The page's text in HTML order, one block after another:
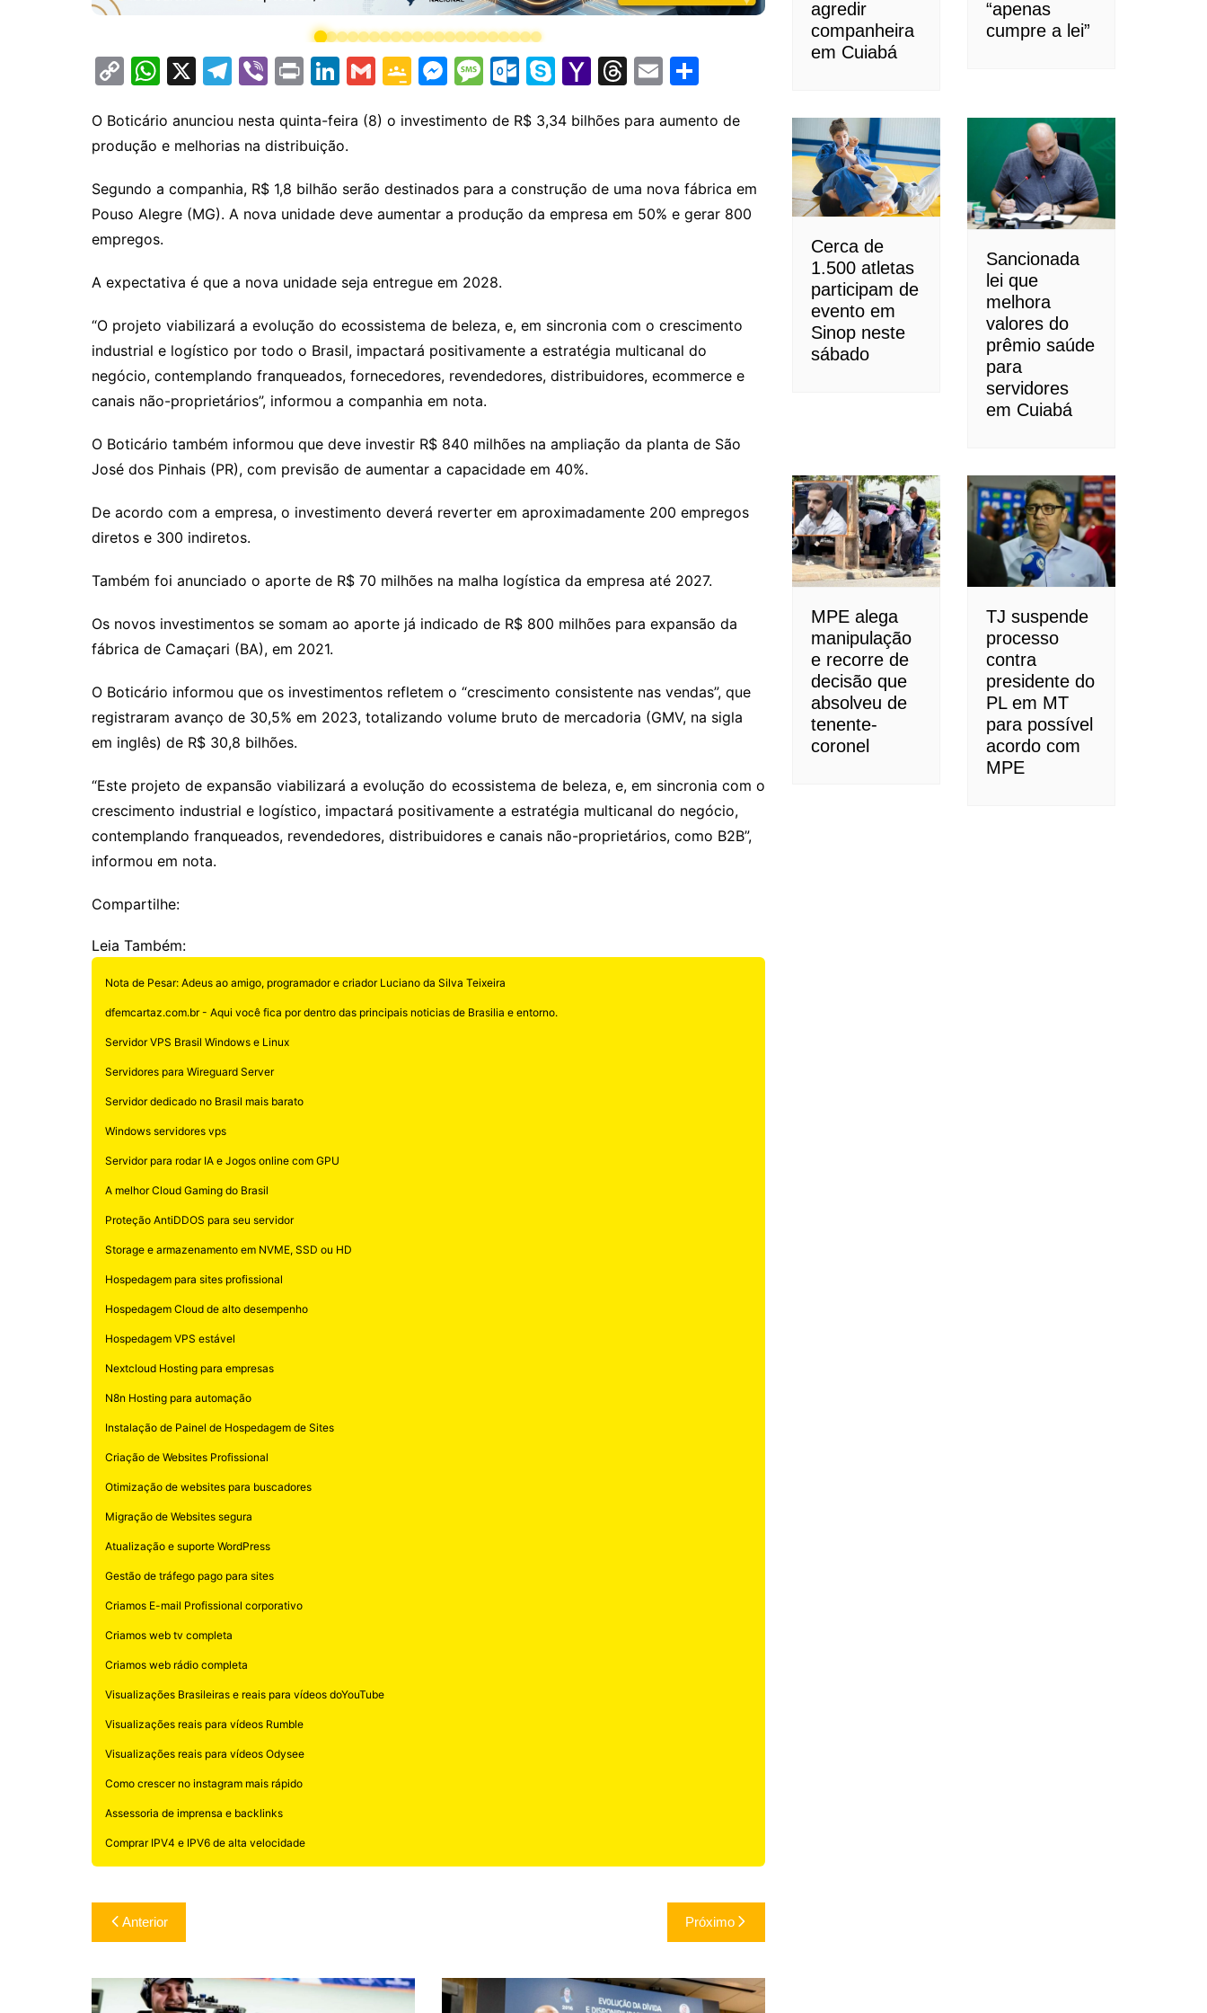
C
p
y
Li
n
k
W
at
s
A
p
p
X
T
e
gr
a
m
Vi
er
Pr
t
Li
k
e
dI
n
G
ai
G
o
e
Cl
s
sr
o
o
m
M
s
e
n
er
M
s
a
g
O
lo
k.
c
S
y
e
Y
h
o
M
T
e
d
s
E
ai ar
O Boticário anunciou nesta quinta-feira (8) o investimento de R$ 3,34 bilhões para aumento de
produção e melhorias na distribuição.
Segundo a companhia, R$ 1,8 bilhão serão destinados para a construção de uma nova fábrica em
Pouso Alegre (MG). A nova unidade deve aumentar a produção da empresa em 50% e gerar 800
empregos.
A expectativa é que a nova unidade seja entregue em 2028.
“O projeto viabilizará a evolução do ecossistema de beleza, e, em sincronia com o crescimento
industrial e logístico por todo o Brasil, impactará positivamente a estratégia multicanal do
negócio, contemplando franqueados, fornecedores, revendedores, distribuidores, ecommerce e
canais não-proprietários”, informou a companhia em nota.
O Boticário também informou que deve investir R$ 840 milhões na ampliação da planta de São
José dos Pinhais (PR), com previsão de aumentar a capacidade em 40%.
De acordo com a empresa, o investimento deverá reverter em aproximadamente 200 empregos
diretos e 300 indiretos.
Também foi anunciado o aporte de R$ 70 milhões na malha logística da empresa até 2027.
Os novos investimentos se somam ao aporte já indicado de R$ 800 milhões para expansão da
fábrica de Camaçari (BA), em 2021.
O Boticário informou que os investimentos refletem o “crescimento consistente nas vendas”, que
registraram avanço de 30,5% em 2023, totalizando volume bruto de mercadoria (GMV, na sigla
em inglês) de R$ 30,8 bilhões.
“Este projeto de expansão viabilizará a evolução do ecossistema de beleza, e, em sincronia com o
crescimento industrial e logístico, impactará positivamente a estratégia multicanal do negócio,
contemplando franqueados, revendedores, distribuidores e canais não-proprietários, como B2B”,
informou em nota.
Compartilhe:
Leia Também:
Nota de Pesar: Adeus ao amigo, programador e criador Luciano da Silva Teixeira
dfemcartaz.com.br - Aqui você fica por dentro das principais noticias de Brasilia e entorno.
Servidor VPS Brasil Windows e Linux
Servidores para Wireguard Server
Servidor dedicado no Brasil mais barato
Windows servidores vps
Servidor para rodar IA e Jogos online com GPU
A melhor Cloud Gaming do Brasil
Proteção AntiDDOS para seu servidor
Storage e armazenamento em NVME, SSD ou HD
Hospedagem para sites profissional
Hospedagem Cloud de alto desempenho
Hospedagem VPS estável
Nextcloud Hosting para empresas
N8n Hosting para automação
Instalação de Painel de Hospedagem de Sites
Criação de Websites Profissional
Otimização de websites para buscadores
Migração de Websites segura
Atualização e suporte WordPress
Gestão de tráfego pago para sites
Criamos E-mail Profissional corporativo
Criamos web tv completa
Criamos web rádio completa
Visualizações Brasileiras e reais para vídeos doYouTube
Visualizações reais para vídeos Rumble
Visualizações reais para vídeos Odysee
Como crescer no instagram mais rápido
Assessoria de imprensa e backlinks
Comprar IPV4 e IPV6 de alta velocidade
Navegação
de
Post
Anterior Próximo
agredir
companheira
em Cuiabá
“apenas
cumpre a lei”
Cerca de
1.500 atletas
participam de
evento em
Sinop neste
sábado
Sancionada
lei que
melhora
valores do
prêmio saúde
para
servidores
em Cuiabá
MPE alega
manipulação
e recorre de
decisão que
absolveu de
tenente-
coronel
TJ suspende
processo
contra
presidente do
PL em MT
para possível
acordo com
MPE